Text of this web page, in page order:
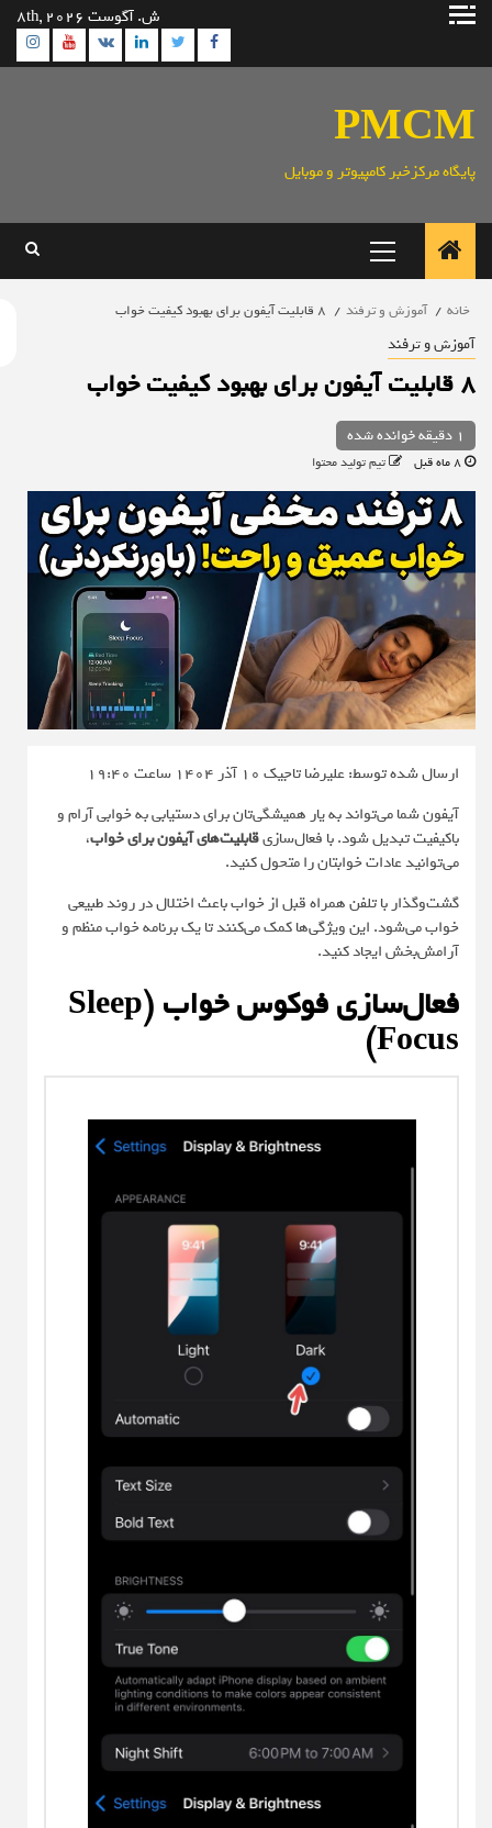
ش. آگوست 8th, 2026
Facebook
Twitter
Linkedin
VK
مرکزخبر کامپیوتر و موبایل
اصلی
خانه آموزش و ترفند ۸ قابلیت‌ آیفون برای بهبود کیفیت خواب
و ترفند
تیم تولید محتوا
ارسال شده توسط: علیرضا تاجیک10 آذر 1404 ساعت 19:40
آیفون شما می‌تواند به یار همیشگی‌تان برای دستیابی به خوابی آرام و
باکیفیت تبدیل شود. با فعال‌سازیقابلیت‌های آیفون برای خواب،
می‌توانید عادات خوابتان را متحول کنید.
گشت‌و‌گذار با تلفن همراه قبل از خواب باعث اختلال در روند طبیعی
خواب می‌شود. این ویژگی‌ها کمک می‌کنند تا یک برنامه خواب منظم و
آرامش‌بخش ایجاد کنید.
فعال‌سازی فوکوس خواب (Sleep
Focus)